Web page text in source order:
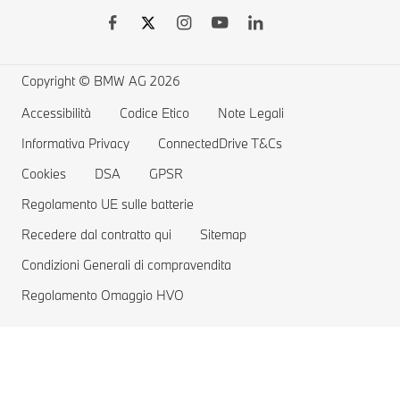
Richiamo airbag Takata
Offerte BMW
Prenota un Test Drive
Home Charging
Gamma auto elettriche
Costi delle auto elettriche
Vetture Plug-in Hybrid
Copyright © BMW AG 2026
Accessibilità
Codice Etico
Note Legali
Informativa Privacy
ConnectedDrive T&Cs
Cookies
DSA
GPSR
Regolamento UE sulle batterie
Recedere dal contratto qui
Sitemap
Condizioni Generali di compravendita
Regolamento Omaggio HVO